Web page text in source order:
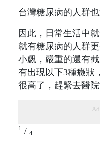
台灣糖尿病的人群也
因此，日常生活中
就有糖尿病的人群
小覷，嚴重的還有
有出現以下3種癥狀
很高了，趕緊去醫院
1 / 4